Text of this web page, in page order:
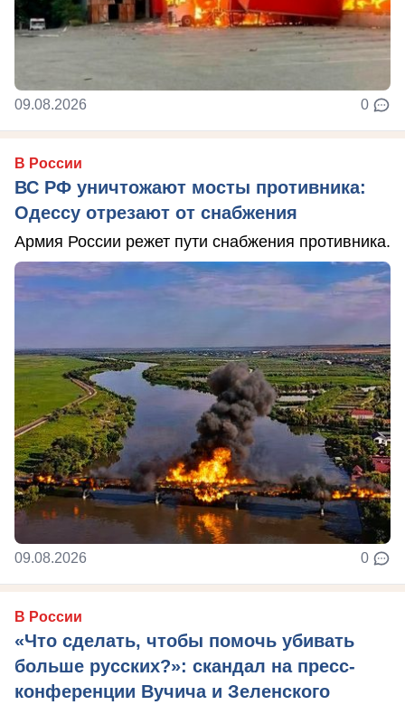
09.08.2026 0
В России
ВС РФ уничтожают мосты противника:
Одессу отрезают от снабжения
Армия России режет пути снабжения противника.
09.08.2026 0
В России
«Что сделать, чтобы помочь убивать
больше русских?»: скандал на пресс-
конференции Вучича и Зеленского